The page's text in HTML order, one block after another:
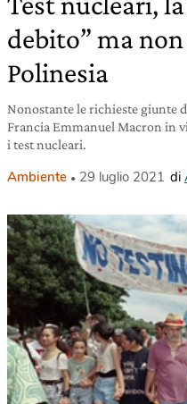
debito” ma
Polinesia
Nonostante le richieste giunte
Francia Emmanuel Macron in
i test nucleari.
Ambiente 29 luglio 2021 di